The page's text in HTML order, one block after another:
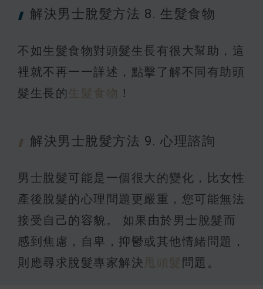
解決男士脫髮方法 8. 生髮食物
不如生髮食物對頭髮生長有很大幫助，這
裡就不再一一詳述，點擊了解不同有助頭
髮生長的生髮食物 ！
解決男士脫髮方法 9. 心理諮詢
男士脫髮可能是一個很大的變化，比女性
產後脫髮的心理問題更嚴重，您可能無法
接受自己的容貌。 如果由於男士脫髮而
感到焦慮，自卑，抑鬱或其他情緒問題，
則應尋求脫髮專家解決 甩頭髮 問題。